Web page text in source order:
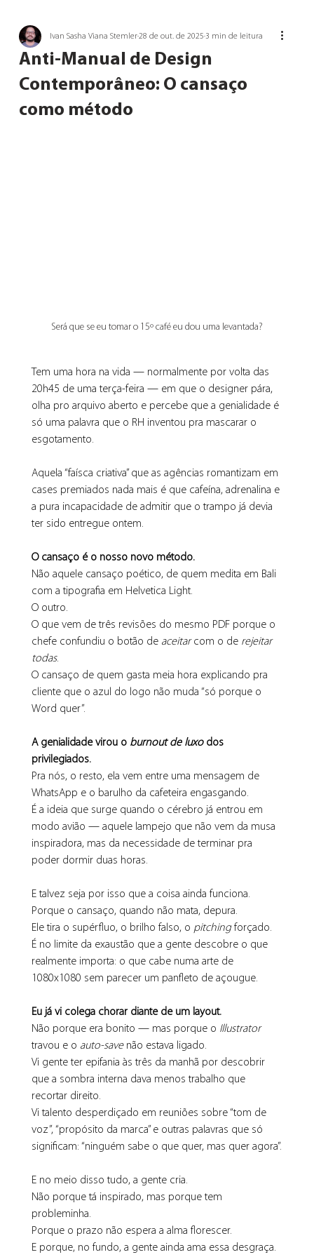
Anti-Manual de Design
Contemporâneo: O cansaço
como método
Ivan Sasha Viana Stemler28 de out. de 2025 3 min de leitura
Será que se eu tomar o 15º café eu dou uma levantada?
Tem uma hora na vida — normalmente por volta das
20h45 de uma terça-feira — em que o designer pára,
olha pro arquivo aberto e percebe que a genialidade é
só uma palavra que o RH inventou pra mascarar o
esgotamento.
Aquela “faísca criativa” que as agências romantizam em
cases premiados nada mais é que cafeína, adrenalina e
a pura incapacidade de admitir que o trampo já devia
ter sido entregue ontem.
O cansaço é o nosso novo método.
Não aquele cansaço poético, de quem medita em Bali
com a tipografia em Helvetica Light.
O outro.
O que vem de três revisões do mesmo PDF porque o
chefe confundiu o botão de aceitar com o de rejeitar
todas.
O cansaço de quem gasta meia hora explicando pra
cliente que o azul do logo não muda “só porque o
Word quer”.
A genialidade virou o burnout de luxo dos
privilegiados.
Pra nós, o resto, ela vem entre uma mensagem de
WhatsApp e o barulho da cafeteira engasgando.
É a ideia que surge quando o cérebro já entrou em
modo avião — aquele lampejo que não vem da musa
inspiradora, mas da necessidade de terminar pra
poder dormir duas horas.
E talvez seja por isso que a coisa ainda funciona.
Porque o cansaço, quando não mata, depura.
Ele tira o supérfluo, o brilho falso, o pitching forçado.
É no limite da exaustão que a gente descobre o que
realmente importa: o que cabe numa arte de
1080x1080 sem parecer um panfleto de açougue.
Eu já vi colega chorar diante de um layout.
Não porque era bonito — mas porque o Illustrator
travou e o auto-save não estava ligado.
Vi gente ter epifania às três da manhã por descobrir
que a sombra interna dava menos trabalho que
recortar direito.
Vi talento desperdiçado em reuniões sobre “tom de
voz”, “propósito da marca” e outras palavras que só
significam: “ninguém sabe o que quer, mas quer agora”.
E no meio disso tudo, a gente cria.
Não porque tá inspirado, mas porque tem
probleminha.
Porque o prazo não espera a alma florescer.
E porque, no fundo, a gente ainda ama essa desgraça.